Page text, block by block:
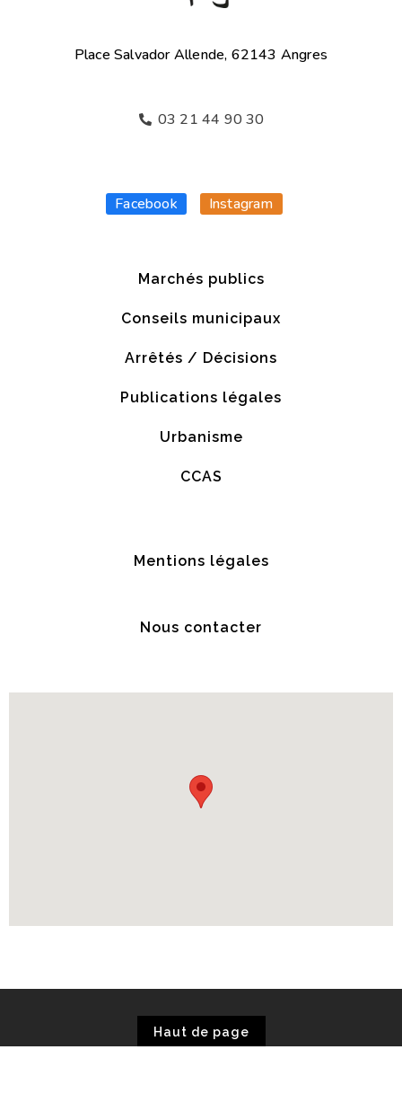
Place Salvador Allende, 62143 Angres
03 21 44 90 30
Facebook Instagram
Marchés publics
Conseils municipaux
Arrêtés / Décisions
Publications légales
Urbanisme
CCAS
Mentions légales
Nous contacter
Haut de page